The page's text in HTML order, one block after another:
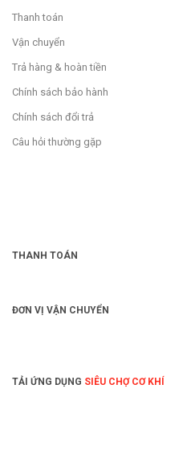
Thanh toán
Vận chuyển
Trả hàng & hoàn tiền
Chính sách bảo hành
Chính sách đổi trả
Câu hỏi thường gặp
THANH TOÁN
ĐƠN VỊ VẬN CHUYỂN
TẢI ỨNG DỤNG SIÊU CHỢ CƠ KHÍ